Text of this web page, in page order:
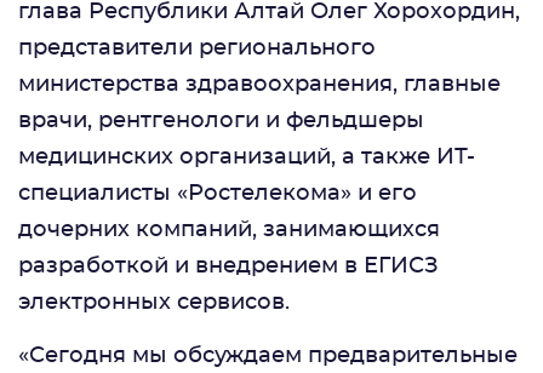
глава Республики Алтай Олег Хорохордин,
представители регионального
министерства здравоохранения, главные
врачи, рентгенологи и фельдшеры
медицинских организаций, а также ИТ-
специалисты «Ростелекома» и его
дочерних компаний, занимающихся
разработкой и внедрением в ЕГИСЗ
электронных сервисов.
«Сегодня мы обсуждаем предварительные